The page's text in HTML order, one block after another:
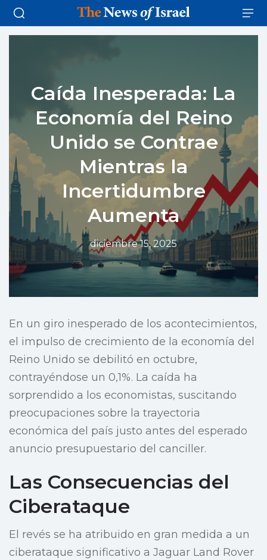
Caída Inesperada: La
Economía del Reino
Unido se Contrae
Mientras la
Incertidumbre
Aumenta
diciembre 15, 2025
En un giro inesperado de los acontecimientos,
el impulso de crecimiento de la economía del
Reino Unido se debilitó en octubre,
contrayéndose un 0,1%. La caída ha
sorprendido a los economistas, suscitando
preocupaciones sobre la trayectoria
económica del país justo antes del esperado
anuncio presupuestario del canciller.
Las Consecuencias del
Ciberataque
El revés se ha atribuido en gran medida a un
ciberataque significativo a Jaguar Land Rover